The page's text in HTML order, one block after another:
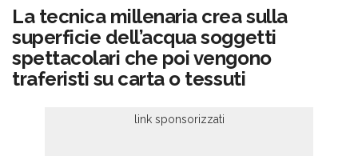
La tecnica millenaria crea sulla
superficie dell’acqua soggetti
spettacolari che poi vengono
traferisti su carta o tessuti